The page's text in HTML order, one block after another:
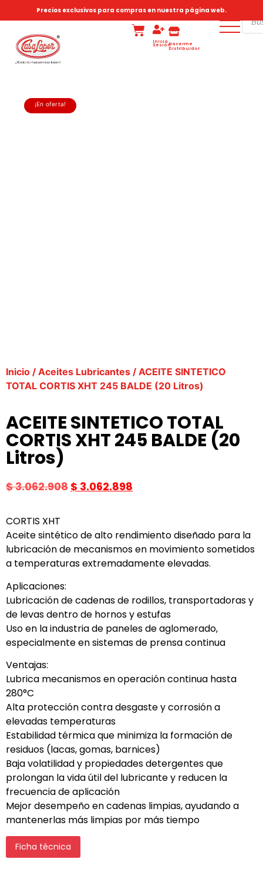
Precios exclusivos para compras en nuestra página web.
Inicia
SesiónHacerme
Distribuidor
¡En oferta!
Inicio / Aceites Lubricantes / ACEITE SINTETICO
TOTAL CORTIS XHT 245 BALDE (20 Litros)
ACEITE SINTETICO TOTAL
CORTIS XHT 245 BALDE (20
Litros)
$3.062.908 $ 3.062.898
CORTIS XHT
Aceite sintético de alto rendimiento diseñado para la
lubricación de mecanismos en movimiento sometidos
a temperaturas extremadamente elevadas.
Aplicaciones:
Lubricación de cadenas de rodillos, transportadoras y
de levas dentro de hornos y estufas
Uso en la industria de paneles de aglomerado,
especialmente en sistemas de prensa continua
Ventajas:
Lubrica mecanismos en operación continua hasta
280°C
Alta protección contra desgaste y corrosión a
elevadas temperaturas
Estabilidad térmica que minimiza la formación de
residuos (lacas, gomas, barnices)
Baja volatilidad y propiedades detergentes que
prolongan la vida útil del lubricante y reducen la
frecuencia de aplicación
Mejor desempeño en cadenas limpias, ayudando a
mantenerlas más limpias por más tiempo
Ficha técnica